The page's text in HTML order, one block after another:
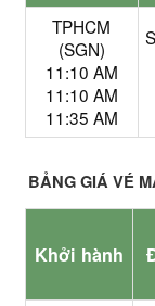
TPHCM
(SGN)
11:10 AM
11:10 AM
11:35 AM
BẢNG GIÁ VÉ
Khởi hành